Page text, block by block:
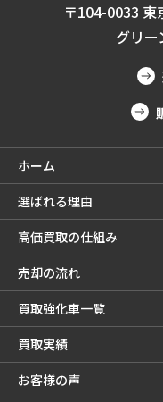
〒104-0033 東
グリ
ホーム
選ばれる理由
高価買取の仕組み
売却の流れ
買取強化車一覧
買取実績
お客様の声